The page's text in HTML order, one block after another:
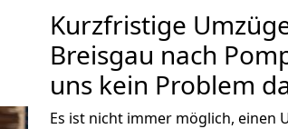
Kurzfristige
Breisgau nach
uns kein Problem
Es ist nicht immer möglich, einen